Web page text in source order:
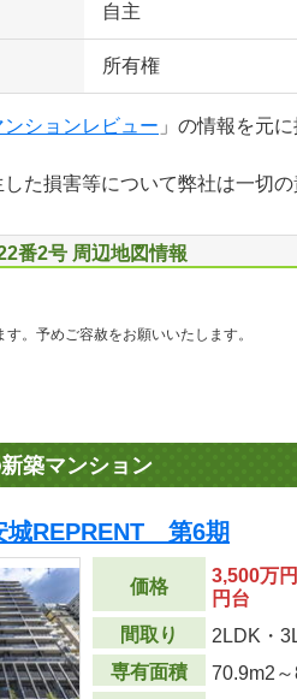
自主
所有権
ンションレビュー 」の情報を元
た損害等について弊社は一切
番2号 周辺地図情報
。予めご容赦をお願いいたします。
築マンション
城REPRENT 第6期
価格
3,500万
円台
間取り
2LDK・
専有面積
70.9m2